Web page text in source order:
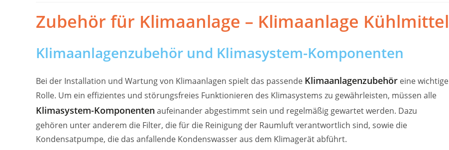
Zubehör für Klimaanlage – Klimaanlage Kühlmittel
Klimaanlagenzubehör und Klimasystem-Komponenten
Bei der Installation und Wartung von Klimaanlagen spielt das passende Klimaanlagenzubehör eine wichtige
Rolle. Um ein effizientes und störungsfreies Funktionieren des Klimasystems zu gewährleisten, müssen alle
Klimasystem-Komponenten aufeinander abgestimmt sein und regelmäßig gewartet werden. Dazu
gehören unter anderem die Filter, die für die Reinigung der Raumluft verantwortlich sind, sowie die
Kondensatpumpe, die das anfallende Kondenswasser aus dem Klimagerät abführt.